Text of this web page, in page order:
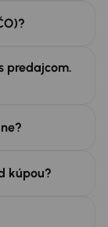
predajcom.
kúpou?